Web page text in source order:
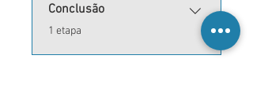
Conclusão
.1 etapa